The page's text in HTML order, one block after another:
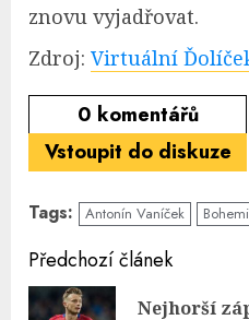
znovu vyjadřovat.
Zdroj: Virtuální
0 komentářů
Vstoupit do diskuze
Tags: Antonín Vaníček
Continue
Reading
Předchozí článek
Nejhorší